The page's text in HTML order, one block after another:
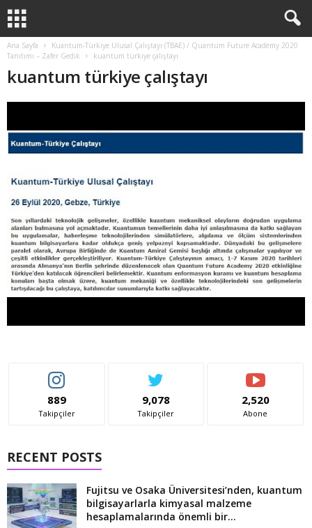
Ana Sayfa
Kuantum-Türkiye Ulusal Çalıştayı (TBAE) / Quantum Future Academy 2020
Tanıtımı – Zafer Gedik
kuantum türkiye çalıştayı
kuantum türkiye çalıştayı
889
Takipçiler
9,078
Takipçiler
2,520
Abone
RECENT POSTS
Fujitsu ve Osaka Üniversitesi’nden, kuantum
bilgisayarlarla kimyasal malzeme
hesaplamalarında önemli bir...